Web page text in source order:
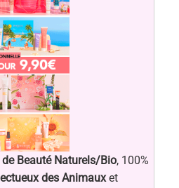
de Beauté Naturels/Bio, 100%
des Animauxet